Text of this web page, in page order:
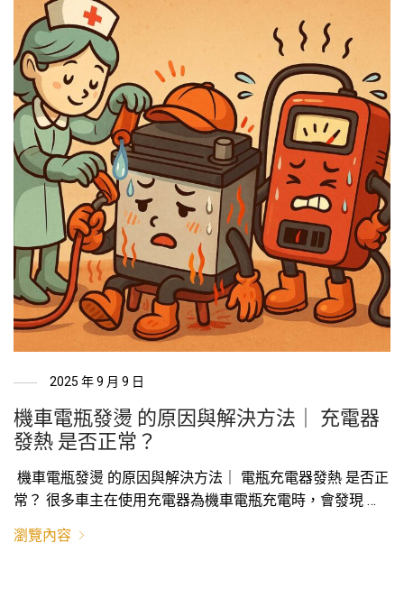
2025 年 9 月 9 日
機車電瓶發燙 的原因與解決方法｜ 充電器
發熱 是否正常？
機車電瓶發燙 的原因與解決方法｜ 電瓶充電器發熱 是否正
常？ 很多車主在使用充電器為機車電瓶充電時，會發現 …
瀏覽內容